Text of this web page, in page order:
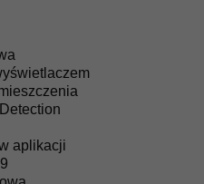
aplikacji